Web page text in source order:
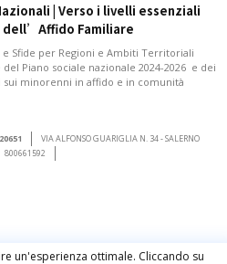
| Verso i livelli essenziali
dell’Affido Familiare
Sfide per Regioni e Ambiti Territoriali
Piano sociale nazionale 2024-2026 e dei
sui minorenni in affido e in comunità
VIA ALFONSO GUARIGLIA N. 34 - SALERNO
800661592
un'esperienza ottimale. Cliccando su